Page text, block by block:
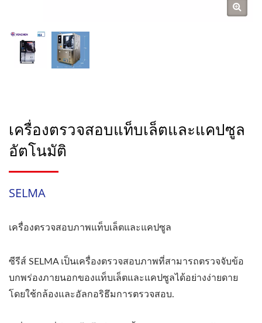
เครื่องตรวจสอบแท็บเล็ตและแคปซูล
อัตโนมัติ
SELMA
เครื่องตรวจสอบภาพแท็บเล็ตและแคปซูล
ซีรีส์ SELMA เป็นเครื่องตรวจสอบภาพที่สามารถตรวจจับข้อ
บกพร่องภายนอกของแท็บเล็ตและแคปซูลได้อย่างง่ายดาย
โดยใช้กล้องและอัลกอริธึมการตรวจสอบ.